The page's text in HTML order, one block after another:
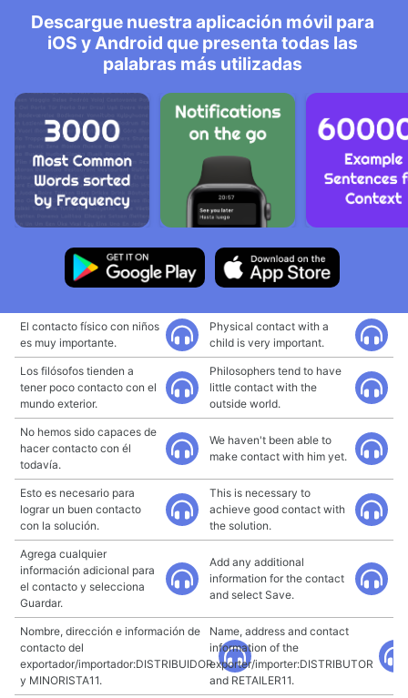
Descargue nuestra aplicación móvil para
iOS y Android que presenta todas las
palabras más utilizadas
El contacto físico con niños
es muy importante.
Physical contact with a
child is very important.
Los filósofos tienden a
tener poco contacto con el
mundo exterior.
Philosophers tend to have
little contact with the
outside world.
No hemos sido capaces de
hacer contacto con él
todavía.
We haven't been able to
make contact with him yet.
Esto es necesario para
lograr un buen contacto
con la solución.
This is necessary to
achieve good contact with
the solution.
Agrega cualquier
información adicional para
el contacto y selecciona
Guardar.
Add any additional
information for the contact
and select Save.
Nombre, dirección e información de
contacto del
exportador/importador:DISTRIBUIDOR
y MINORISTA11.
Name, address and contact
information of the
exporter/importer:DISTRIBUTOR
and RETAILER11.